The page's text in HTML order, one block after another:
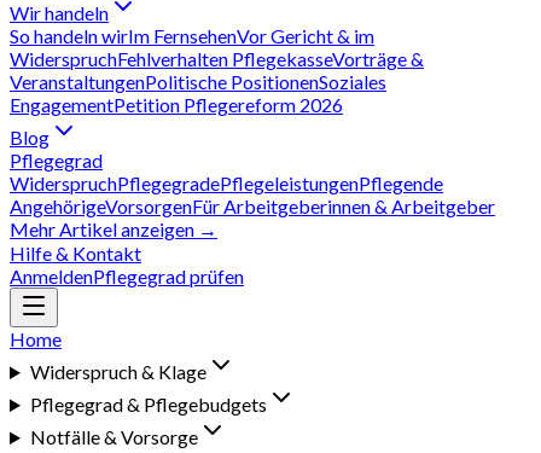
Wir handeln
So handeln wirIm FernsehenVor Gericht & im
WiderspruchFehlverhalten PflegekasseVorträge &
VeranstaltungenPolitische PositionenSoziales
EngagementPetition Pflegereform 2026
Blog
Pflegegrad
WiderspruchPflegegradePflegeleistungenPflegende
AngehörigeVorsorgenFür Arbeitgeberinnen & Arbeitgeber
Mehr Artikel anzeigen →
Hilfe & Kontakt
AnmeldenPflegegrad prüfen
Home
Widerspruch & Klage
Pflegegrad & Pflegebudgets
Notfälle & Vorsorge